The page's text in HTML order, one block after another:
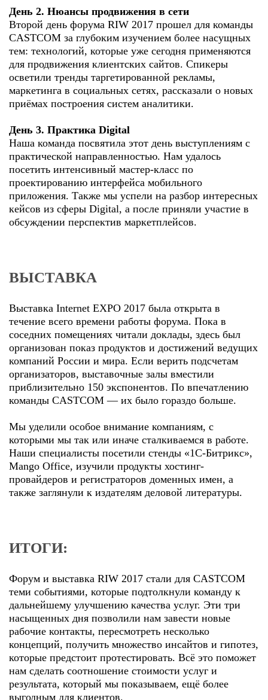
День 2. Нюансы продвижения в сети
Второй день форума RIW 2017 прошел для команды
CASTCOM за глубоким изучением более насущных
тем: технологий, которые уже сегодня применяются
для продвижения клиентских сайтов. Спикеры
осветили тренды таргетированной рекламы,
маркетинга в социальных сетях, рассказали о новых
приёмах построения систем аналитики.
День 3. Практика Digital
Наша команда посвятила этот день выступлениям с
практической направленностью. Нам удалось
посетить интенсивный мастер-класс по
проектированию интерфейса мобильного
приложения. Также мы успели на разбор интересных
кейсов из сферы Digital, а после приняли участие в
обсуждении перспектив маркетплейсов.
ВЫСТАВКА
Выставка Internet EXPO 2017 была открыта в
течение всего времени работы форума. Пока в
соседних помещениях читали доклады, здесь был
организован показ продуктов и достижений ведущих
компаний России и мира. Если верить подсчетам
организаторов, выставочные залы вместили
приблизительно 150 экспонентов. По впечатлению
команды CASTCOM — их было гораздо больше.
Мы уделили особое внимание компаниям, с
которыми мы так или иначе сталкиваемся в работе.
Наши специалисты посетили стенды «1C-Битрикс»,
Mango Office, изучили продукты хостинг-
провайдеров и регистраторов доменных имен, а
также заглянули к издателям деловой литературы.
ИТОГИ:
Форум и выставка RIW 2017 стали для CASTCOM
теми событиями, которые подтолкнули команду к
дальнейшему улучшению качества услуг. Эти три
насыщенных дня позволили нам завести новые
рабочие контакты, пересмотреть несколько
концепций, получить множество инсайтов и гипотез,
которые предстоит протестировать. Всё это поможет
нам сделать соотношение стоимости услуг и
результата, который мы показываем, ещё более
выгодным для клиентов.